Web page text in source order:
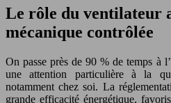
Le rôle du ventilateur
mécanique contrôlée
On passe près de 90 % de temps à
une attention particulière à la
notamment chez soi. La
grande efficacité énergétique,